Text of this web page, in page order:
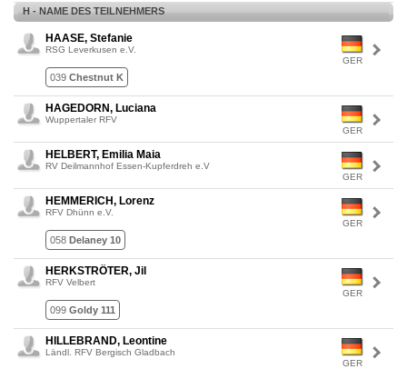
H - NAME DES TEILNEHMERS
GER
HAASE, Stefanie
RSG Leverkusen e.V.
039 Chestnut K
GER
HAGEDORN, Luciana
Wuppertaler RFV
GER
HELBERT, Emilia Maia
RV Deilmannhof Essen-Kupferdreh e.V
GER
HEMMERICH, Lorenz
RFV Dhünn e.V.
058 Delaney 10
GER
HERKSTRÖTER, Jil
RFV Velbert
099 Goldy 111
GER
HILLEBRAND, Leontine
Ländl. RFV Bergisch Gladbach